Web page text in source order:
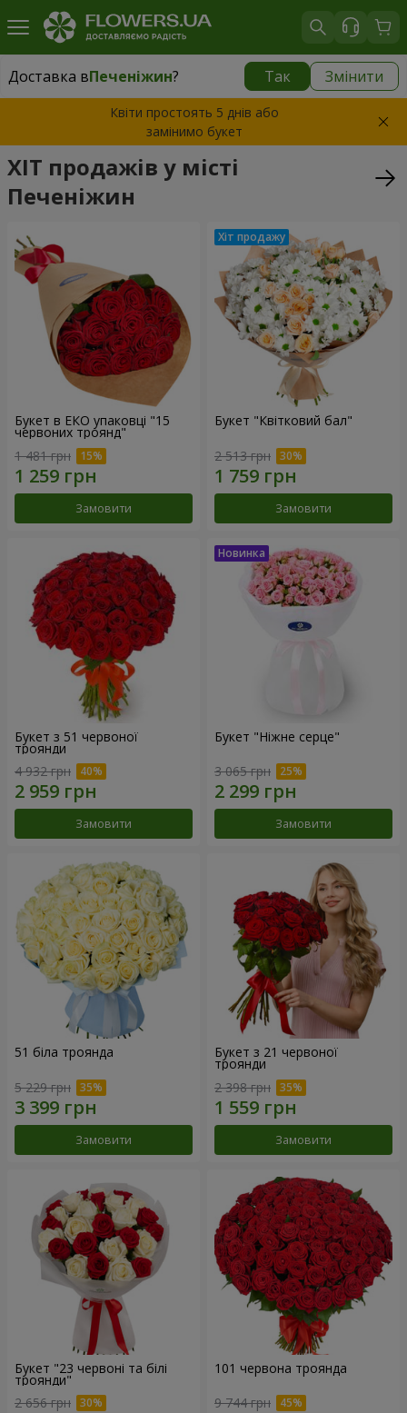
Доставка вПеченіжин? Так Змінити
Доставка вПеченіжин|
Квіти простоять 5 днів або
замінимо букет
ХІТ продажів у місті
Печеніжин
Букет в ЕКО упаковці "15
червоних троянд"
1 481 грн
Замовити
Букет "Квітковий бал"
2 513 грн
Замовити
Букет з 51 червоної
троянди
4 932 грн
Замовити
Букет "Ніжне серце"
3 065 грн
Замовити
51 біла троянда
5 229 грн
Замовити
Букет з 21 червоної
троянди
2 398 грн
Замовити
Букет "23 червоні та білі
троянди"
2 656 грн
101 червона троянда
9 744 грн